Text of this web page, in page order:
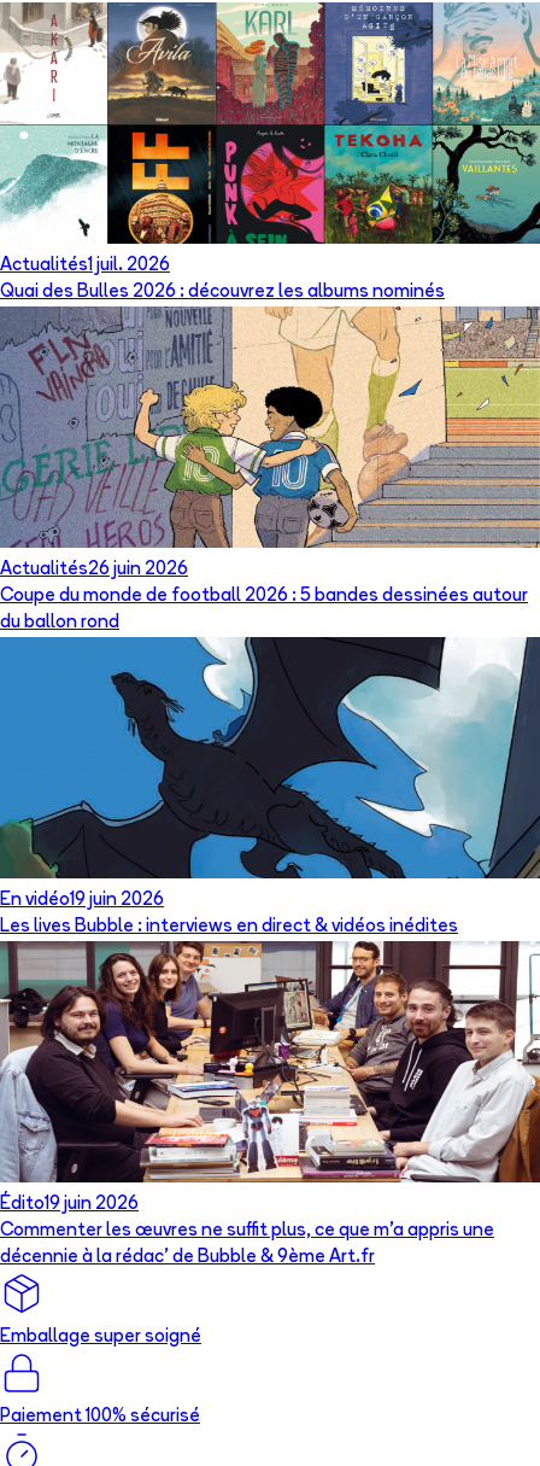
Actualités1 juil. 2026
Quai des Bulles 2026 : découvrez les albums nominés
Actualités26 juin 2026
Coupe du monde de football 2026 : 5 bandes dessinées autour
du ballon rond
En vidéo19 juin 2026
Les lives Bubble : interviews en direct & vidéos inédites
Édito19 juin 2026
Commenter les œuvres ne suffit plus, ce que m’a appris une
décennie à la rédac’ de Bubble & 9ème Art.fr
Emballage super soigné
Paiement 100% sécurisé